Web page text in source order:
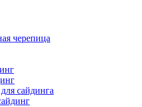
черепица
сайдинга